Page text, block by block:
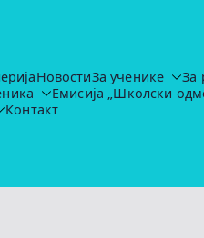
Лола Рибар"
u-obrazovanje-u-rumi-se-
НовостиЗа ученике За
Емисија „Школски
Контакт